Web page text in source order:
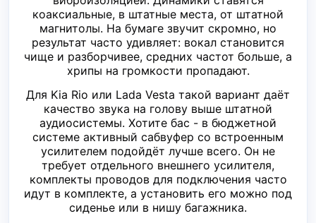
коаксиальные, в штатные места, от штатной
магнитолы. На бумаге звучит скромно, но
результат часто удивляет: вокал становится
чище и разборчивее, средних частот больше, а
хрипы на громкости пропадают.
Для Kia Rio или Lada Vesta такой вариант даёт
качество звука на голову выше штатной
аудиосистемы. Хотите бас - в бюджетной
системе активный сабвуфер со встроенным
усилителем подойдёт лучше всего. Он не
требует отдельного внешнего усилителя,
комплекты проводов для подключения часто
идут в комплекте, а установить его можно под
сиденье или в нишу багажника.